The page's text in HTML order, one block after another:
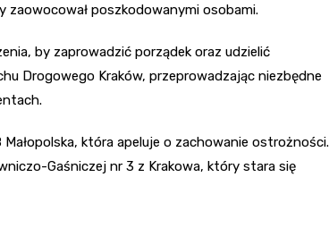
poszkodowanymi osobami.
by zaprowadzić porządek oraz udzielić
Drogowego Kraków, przeprowadzając niezbędne
która apeluje o zachowanie ostrożności.
Gaśniczej nr 3 z Krakowa, który stara się